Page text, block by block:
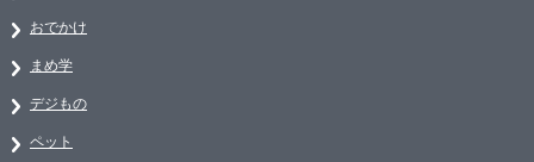
おでかけ
まめ学
デジもの
ペット